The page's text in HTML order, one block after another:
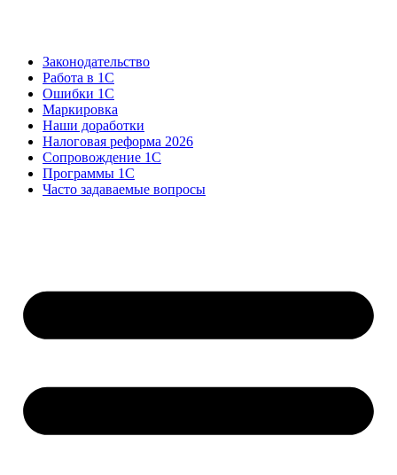
Законодательство
Работа в 1С
Ошибки 1С
Маркировка
Наши доработки
Налоговая реформа 2026
Сопровождение 1С
Программы 1С
Часто задаваемые вопросы